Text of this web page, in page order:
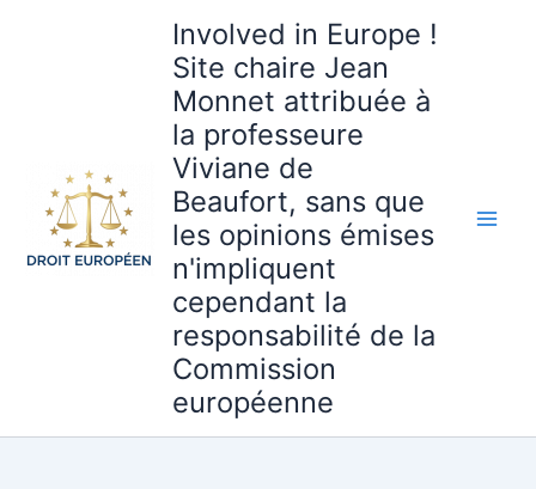
Involved in Europe !
Site chaire Jean
Monnet attribuée à
la professeure
Viviane de
Beaufort, sans que
les opinions émises
n'impliquent
cependant la
responsabilité de la
Commission
européenne